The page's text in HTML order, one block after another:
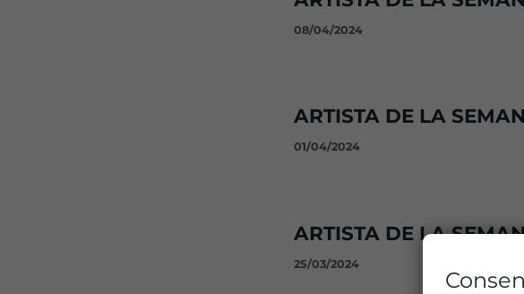
08/04/2024
ARTISTA DE LA
01/04/2024
ARTISTA DE LA
25/03/2024